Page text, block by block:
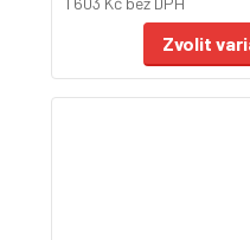
Zvolit